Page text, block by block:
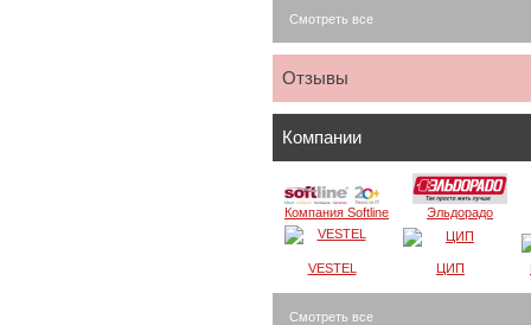
Смотреть все
Отзывы
Компании
Компания Softline Эльдорадо
VESTEL ЦИП
Смотреть все